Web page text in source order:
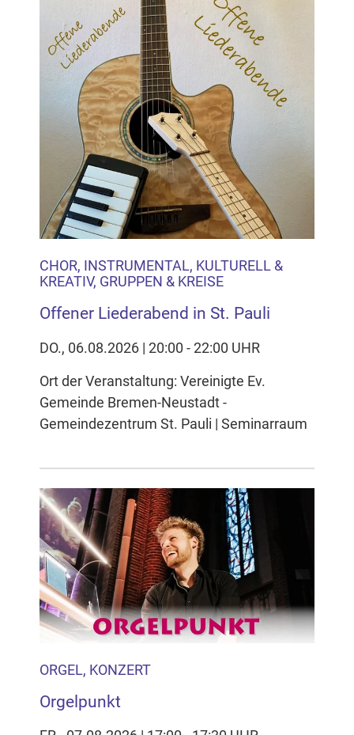
CHOR, INSTRUMENTAL, KULTURELL &
KREATIV, GRUPPEN & KREISE
Offener Liederabend in St. Pauli
DO., 06.08.2026 | 20:00 - 22:00 UHR
Ort der Veranstaltung: Vereinigte Ev.
Gemeinde Bremen-Neustadt -
Gemeindezentrum St. Pauli | Seminarraum
ORGEL, KONZERT
Orgelpunkt